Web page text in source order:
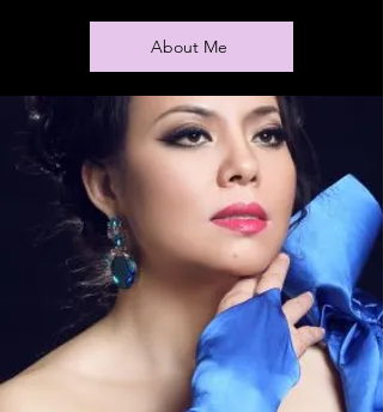
About Me